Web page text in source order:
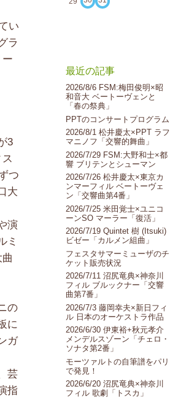
い
ラ
3
つ
大
演
ミ
の
に
ガ
芸
指
最近の記事
2026/8/6 FSM:梅田俊明×昭
和音大 ベートーヴェンと
「春の祭典」
PPTのコンサートプログラム
2026/8/1 松井慶太×PPT ラフ
マニノフ「交響的舞曲」
2026/7/29 FSM:大野和士×都
響 ブリテンとシューマン
2026/7/26 松井慶太×東京カ
ンマーフィル ベートーヴェ
ン「交響曲第4番」
2026/7/25 米田覚士×ユニコ
ーンSO マーラー「復活」
2026/7/19 Quintet 樹 (Itsuki)
ビゼー「カルメン組曲」
フェスタサマーミューザのチ
ケット販売状況
2026/7/11 沼尻竜典×神奈川
フィル ブルックナー「交響
曲第7番」
2026/7/3 藤岡幸夫×新日フィ
ル 日本のオーケストラ作品
2026/6/30 伊東裕+秋元孝介
メンデルスゾーン「チェロ・
ソナタ第2番」
モーツァルトの自筆譜をパリ
で発見！
2026/6/20 沼尻竜典×神奈川
フィル 歌劇「トスカ」